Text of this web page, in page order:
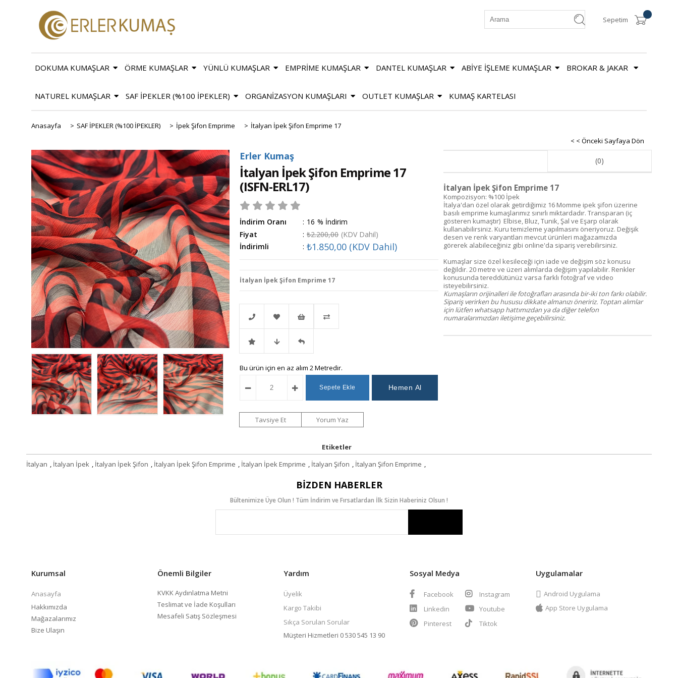
Sepetim
DOKUMA KUMAŞLAR ÖRME KUMAŞLAR YÜNLÜ KUMAŞLAR EMPRİME KUMAŞLAR DANTEL KUMAŞLAR ABİYE İŞLEME KUMAŞLAR BROKAR & JAKAR
NATUREL KUMAŞLAR SAF İPEKLER (%100 İPEKLER) ORGANİZASYON KUMAŞLARI OUTLET KUMAŞLAR KUMAŞ KARTELASI
Anasayfa > SAF İPEKLER (%100 İPEKLER) > İpek Şifon Emprime > İtalyan İpek Şifon Emprime 17
< < Önceki Sayfaya Dön
Erler Kumaş
İtalyan İpek Şifon Emprime 17
(ISFN-ERL17)
İndirim Oranı : %
16
İndirim
Fiyat
: ₺2.200,00 (KDV Dahil)
İndirimli
: ₺1.850,00 (KDV Dahil)
İtalyan İpek Şifon Emprime 17
Telefonla
Sipariş
Favorilere
Ekle
İstek
Listeme
Ekle
İndirimli Fiyat
Düşünce
Haber
Gelince
Haber
Bu ürün için en az alım 2 Metredir.
Tavsiye Et Yorum Yaz
(0)
İtalyan İpek Şifon Emprime 17
Kompozisyon: %100 İpek
İtalya'dan özel olarak getirdiğimiz 16 Momme ipek şifon üzerine
basılı emprime kumaşlarımız sınırlı miktardadır. Transparan (iç
gösteren kumaştır) Elbise, Bluz, Tunik, Şal ve Eşarp olarak
kullanabilirsiniz. Kuru temizleme yapılmasını öneriyoruz. Değişik
desen ve renk varyantları mevcut ürünleri mağazamızda
görerek alabileceğiniz gibi online'da sipariş verebilirsiniz.
Kumaşlar size özel kesileceği için iade ve değişim söz konusu
değildir. 20 metre ve üzeri alımlarda değişim yapılabilir. Renkler
konusunda tereddütünüz varsa farklı fotoğraf ve video
isteyebilirsiniz.
Kumaşların orijinalleri ile fotoğrafları arasında bir-iki ton farkı olabilir.
Sipariş verirken bu hususu dikkate almanızı öneririz. Toptan alımlar
için lütfen whatsapp hattımızdan ya da diğer telefon
numaralarımızdan iletişime geçebilirsiniz.
Etiketler
İtalyan , İtalyan İpek , İtalyan İpek Şifon , İtalyan İpek Şifon Emprime , İtalyan İpek Emprime , İtalyan Şifon , İtalyan Şifon Emprime ,
BIZDEN HABERLER
Bültenimize Üye Olun ! Tüm İndirim ve Fırsatlardan İlk Sizin Haberiniz Olsun !
Kurumsal
Anasayfa
Hakkımızda
Mağazalarımız
Bize Ulaşın
Önemli Bilgiler
KVKK Aydınlatma Metni
Teslimat ve İade Koşulları
Mesafeli Satış Sözleşmesi
Yardım
Üyelik
Kargo Takibi
Sıkça Sorulan Sorular
Müşteri Hizmetleri 0 530 545 13 90
Sosyal Medya
Facebook
Instagram
Linkedin
Youtube
Pinterest
Tiktok
Uygulamalar
Android Uygulama
App Store Uygulama